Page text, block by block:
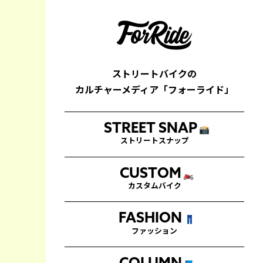
ストリートバイクの
カルチャーメディア「フォーライド」
STREET SNAP 📸
ストリートスナップ
CUSTOM 🏍
カスタムバイク
FASHION 👖
ファッション